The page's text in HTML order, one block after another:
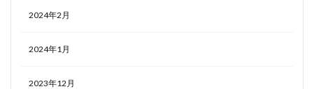
2024年2月
2024年1月
2023年12月